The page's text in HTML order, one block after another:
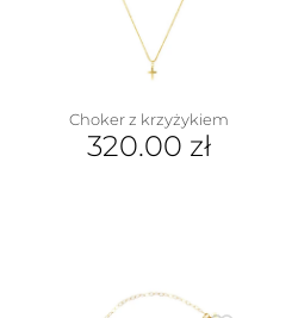
Choker z krzyżykiem
320.00 zł